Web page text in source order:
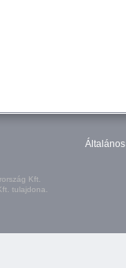
Kft.
tulajdona.